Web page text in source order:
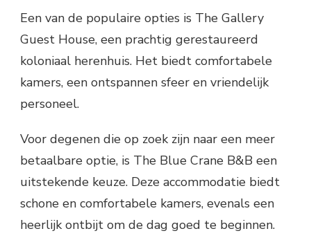
Een van de populaire opties is The Gallery
Guest House, een prachtig gerestaureerd
koloniaal herenhuis. Het biedt comfortabele
kamers, een ontspannen sfeer en vriendelijk
personeel.
Voor degenen die op zoek zijn naar een meer
betaalbare optie, is The Blue Crane B&B een
uitstekende keuze. Deze accommodatie biedt
schone en comfortabele kamers, evenals een
heerlijk ontbijt om de dag goed te beginnen.